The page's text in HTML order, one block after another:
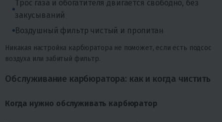
Трос газа и обогатителя двигается свободно, без
закусываний
Воздушный фильтр чистый и пропитан
Никакая настройка карбюратора не поможет, если есть подсос
воздуха или забитый фильтр.
Обслуживание карбюратора: как и когда чистить
Когда нужно обслуживать карбюратор